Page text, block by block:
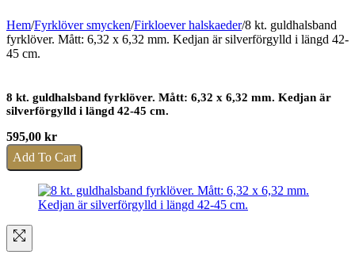
Hem/Fyrklöver smycken/Firkloever halskaeder/8 kt. guldhalsband
fyrklöver. Mått: 6,32 x 6,32 mm. Kedjan är silverförgylld i längd 42-
45 cm.
8 kt. guldhalsband fyrklöver. Mått: 6,32 x 6,32 mm. Kedjan är
silverförgylld i längd 42-45 cm.
595,00 kr
Add To Cart